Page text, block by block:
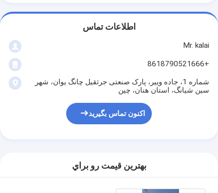
اطلاعات تماس
Mr. kalai
+8618790521666
شماره 1، جاده وییر، پارک صنعتی جرثقیل چانگ یوان، شهر
سین شیانگ، استان هنان، چین
اکنون تماس بگیرید
بهترين قيمت رو براي